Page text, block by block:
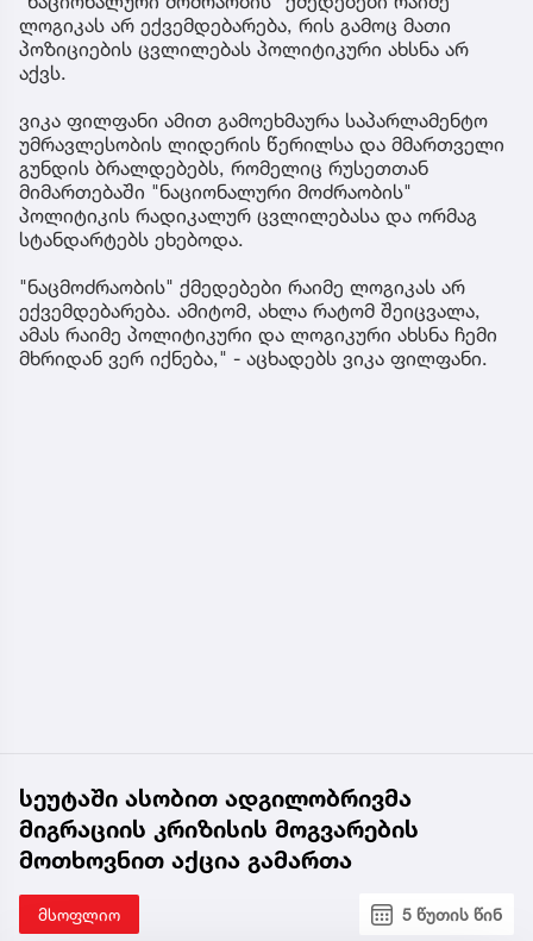
ლოგიკას არ ექვემდებარება, რის გამოც მათი
პოზიციების ცვლილებას პოლიტიკური ახსნა არ
აქვს.
ვიკა ფილფანი ამით გამოეხმაურა საპარლამენტო
უმრავლესობის ლიდერის წერილსა და მმართველი
გუნდის ბრალდებებს, რომელიც რუსეთთან
მიმართებაში "ნაციონალური მოძრაობის"
პოლიტიკის რადიკალურ ცვლილებასა და ორმაგ
სტანდარტებს ეხებოდა.
"ნაცმოძრაობის" ქმედებები რაიმე ლოგიკას არ
ექვემდებარება. ამიტომ, ახლა რატომ შეიცვალა,
ამას რაიმე პოლიტიკური და ლოგიკური ახსნა ჩემი
მხრიდან ვერ იქნება," - აცხადებს ვიკა ფილფანი.
სეუტაში ასობით ადგილობრივმა
მიგრაციის კრიზისის მოგვარების
მოთხოვნით აქცია გამართა
მსოფლიო 5 წუთის წინ